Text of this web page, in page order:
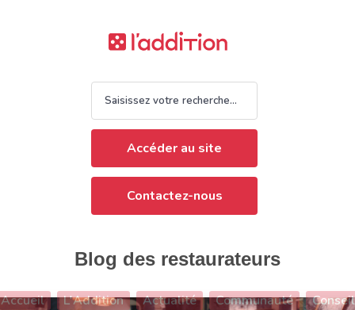
Accéder au site
Contactez-nous
Blog des restaurateurs
Accueil L'Addition Actualité Communauté Conseil